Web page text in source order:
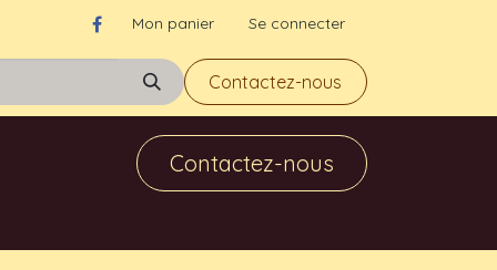
Mon panier Se connecter
Contactez-nous
Contactez-nous